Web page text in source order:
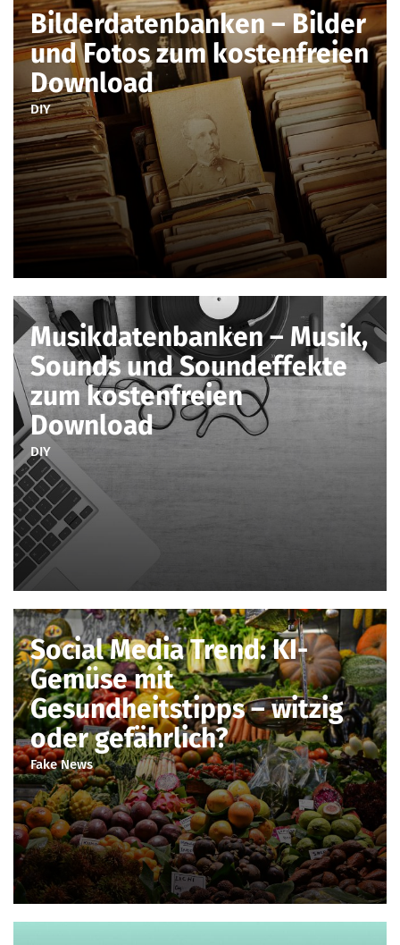
Bilderdatenbanken – Bilder
und Fotos zum kostenfreien
Download
DIY
Musikdatenbanken – Musik,
Sounds und Soundeffekte
zum kostenfreien
Download
DIY
Social Media Trend: KI-
Gemüse mit
Gesundheitstipps – witzig
oder gefährlich?
Fake News